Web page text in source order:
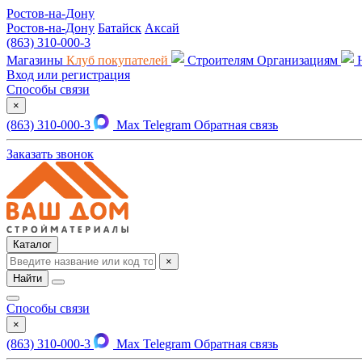
Ростов-на-Дону
Ростов-на-Дону Батайск Аксай
(863) 310-000-3
Магазины Клуб покупателей Строителям Организациям
Вход или регистрация
Способы связи
×
(863) 310-000-3 Max Telegram Обратная связь
Заказать звонок
Каталог
×
Найти
Способы связи
×
(863) 310-000-3 Max Telegram Обратная связь